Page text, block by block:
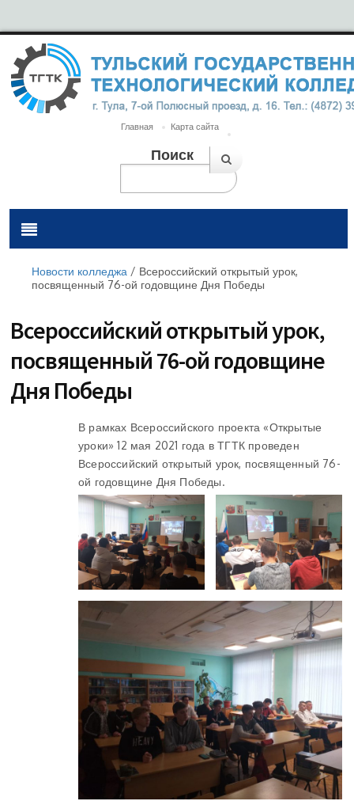
Главная Карта сайта
Поиск
Новости колледжа / Всероссийский открытый урок,
посвященный 76-ой годовщине Дня Победы
Всероссийский открытый урок,
посвященный 76-ой годовщине
Дня Победы
В рамках Всероссийского проекта «Открытые
уроки» 12 мая 2021 года в ТГТК проведен
Всероссийский открытый урок, посвященный 76-
ой годовщине Дня Победы.